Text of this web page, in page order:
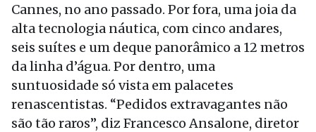
Cannes, no ano passado. Por fora, uma joia da
alta tecnologia náutica, com cinco andares,
seis suítes e um deque panorâmico a 12 metros
da linha d’água. Por dentro, uma
suntuosidade só vista em palacetes
renascentistas. “Pedidos extravagantes não
são tão raros”, diz Francesco Ansalone, diretor